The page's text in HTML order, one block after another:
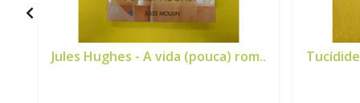
Jules Hughes - A vida (pouca) rom..